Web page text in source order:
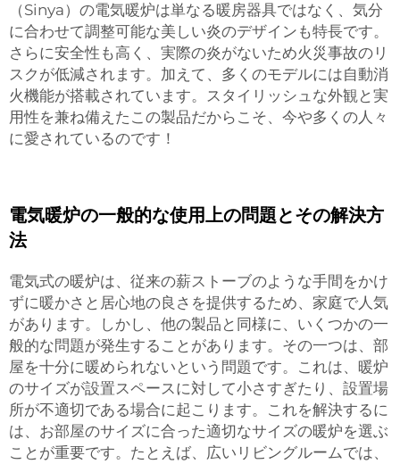
（Sinya）の電気暖炉は単なる暖房器具ではなく、気分
に合わせて調整可能な美しい炎のデザインも特長です。
さらに安全性も高く、実際の炎がないため火災事故のリ
スクが低減されます。加えて、多くのモデルには自動消
火機能が搭載されています。スタイリッシュな外観と実
用性を兼ね備えたこの製品だからこそ、今や多くの人々
に愛されているのです！
電気暖炉の一般的な使用上の問題とその解決方
法
電気式の暖炉は、従来の薪ストーブのような手間をかけ
ずに暖かさと居心地の良さを提供するため、家庭で人気
があります。しかし、他の製品と同様に、いくつかの一
般的な問題が発生することがあります。その一つは、部
屋を十分に暖められないという問題です。これは、暖炉
のサイズが設置スペースに対して小さすぎたり、設置場
所が不適切である場合に起こります。これを解決するに
は、お部屋のサイズに合った適切なサイズの暖炉を選ぶ
ことが重要です。たとえば、広いリビングルームでは、